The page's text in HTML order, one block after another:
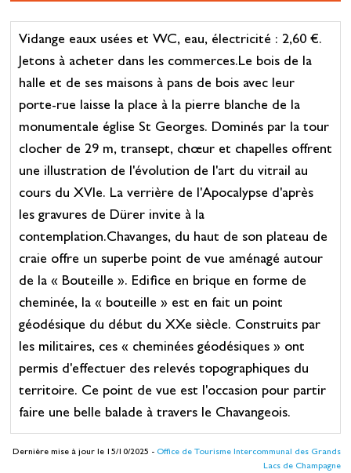
Vidange eaux usées et WC, eau, électricité : 2,60 €.
Jetons à acheter dans les commerces.Le bois de la
halle et de ses maisons à pans de bois avec leur
porte-rue laisse la place à la pierre blanche de la
monumentale église St Georges. Dominés par la tour
clocher de 29 m, transept, chœur et chapelles offrent
une illustration de l'évolution de l'art du vitrail au
cours du XVIe. La verrière de l'Apocalypse d'après
les gravures de Dürer invite à la
contemplation.Chavanges, du haut de son plateau de
craie offre un superbe point de vue aménagé autour
de la « Bouteille ». Edifice en brique en forme de
cheminée, la « bouteille » est en fait un point
géodésique du début du XXe siècle. Construits par
les militaires, ces « cheminées géodésiques » ont
permis d'effectuer des relevés topographiques du
territoire. Ce point de vue est l'occasion pour partir
faire une belle balade à travers le Chavangeois.
Dernière mise à jour le 15/10/2025 - Office de Tourisme Intercommunal des Grands
Lacs de Champagne